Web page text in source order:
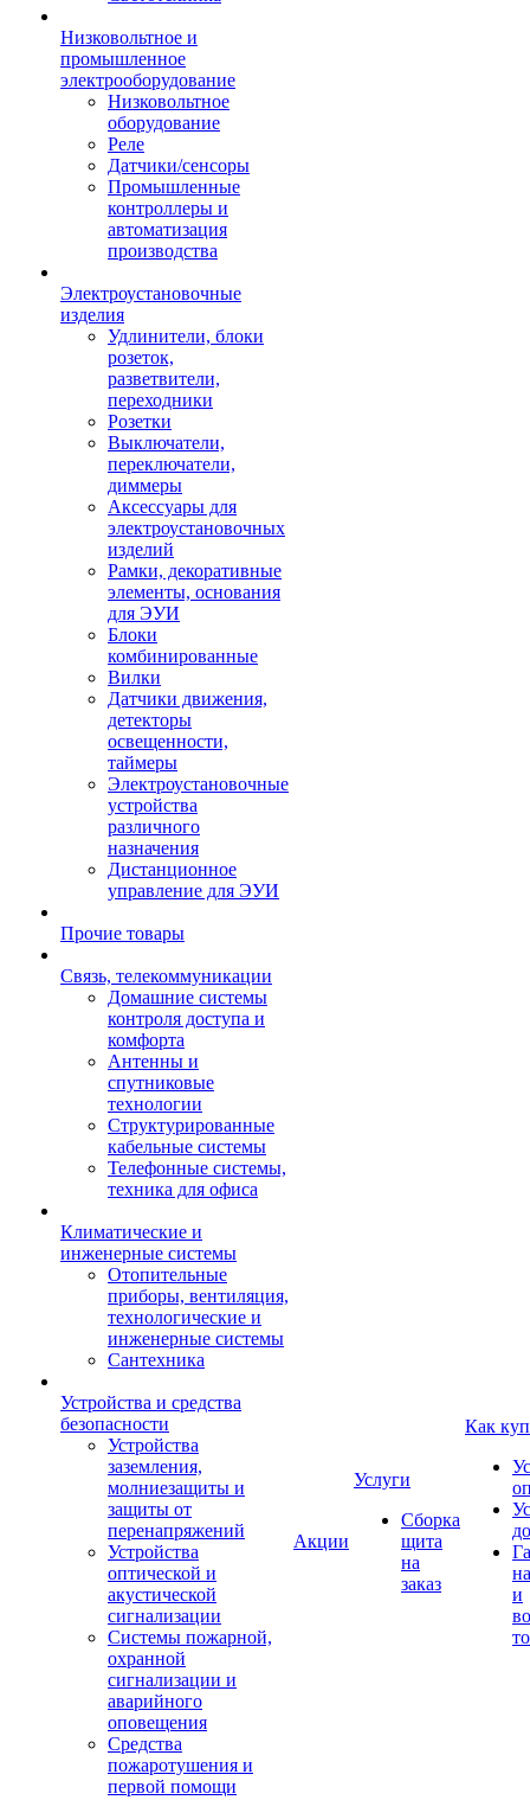
Низковольтное и
промышленное
электрооборудование
Низковольтное
оборудование
Реле
Датчики/сенсоры
Промышленные
контроллеры и
автоматизация
производства
Электроустановочные
изделия
Удлинители, блоки
розеток,
разветвители,
переходники
Розетки
Выключатели,
переключатели,
диммеры
Аксессуары для
электроустановочных
изделий
Рамки, декоративные
элементы, основания
для ЭУИ
Блоки
комбинированные
Вилки
Датчики движения,
детекторы
освещенности,
таймеры
Электроустановочные
устройства
различного
назначения
Дистанционное
управление для ЭУИ
Прочие товары
Связь, телекоммуникации
Домашние системы
контроля доступа и
комфорта
Антенны и
спутниковые
технологии
Структурированные
кабельные системы
Телефонные системы,
техника для офиса
Климатические и
инженерные системы
Отопительные
приборы, вентиляция,
технологические и
инженерные системы
Сантехника
Устройства и средства
безопасности
Устройства
заземления,
молниезащиты и
защиты от
перенапряжений
Устройства
оптической и
акустической
сигнализации
Системы пожарной,
охранной
сигнализации и
аварийного
оповещения
Средства
пожаротушения и
первой помощи
Акции
Услуги
Сборка
щита
на
заказ
Как
и